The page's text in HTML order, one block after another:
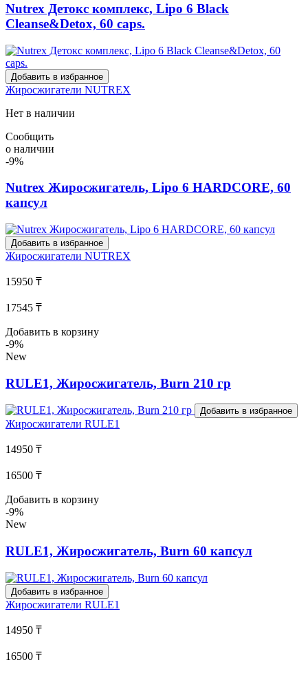
Nutrex Детокс комплекс, Lipo 6 Black
Cleanse&Detox, 60 caps.
Добавить в избранное
Жиросжигатели NUTREX
Нет в наличии
Сообщить
о наличии
-9%
Nutrex Жиросжигатель, Lipo 6 HARDCORE, 60
капсул
Добавить в избранное
Жиросжигатели NUTREX
15950 ₸
17545 ₸
Добавить в корзину
-9%
New
RULE1, Жиросжигатель, Burn 210 гр
Добавить в избранное
Жиросжигатели RULE1
14950 ₸
16500 ₸
Добавить в корзину
-9%
New
RULE1, Жиросжигатель, Burn 60 капсул
Добавить в избранное
Жиросжигатели RULE1
14950 ₸
16500 ₸